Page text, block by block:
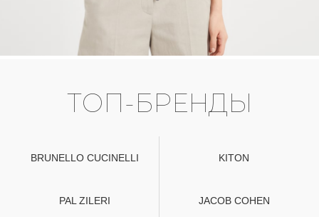
ТОП-БРЕНДЫ
BRUNELLO CUCINELLI KITON
PAL ZILERI JACOB COHEN